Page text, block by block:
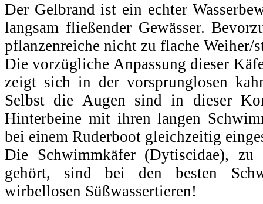
Der Gelbrand ist ein echter
langsam fließender Gewässer.
pflanzenreiche nicht zu flache Weiher/
Die vorzügliche Anpassung dieser
zeigt sich in der vorsprunglosen
Selbst die Augen sind in dieser
Hinterbeine mit ihren langen
bei einem Ruderboot gleichzeitig
Die Schwimmkäfer (Dytiscidae), zu
gehört, sind bei den besten
wirbellosen Süßwassertieren!